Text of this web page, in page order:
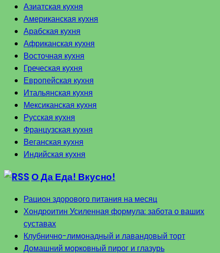
Азиатская кухня
Американская кухня
Арабская кухня
Африканская кухня
Восточная кухня
Греческая кухня
Европейская кухня
Итальянская кухня
Мексиканская кухня
Русская кухня
Французская кухня
Веганская кухня
Индийская кухня
О Да Еда! Вкусно!
Рацион здорового питания на месяц
Хондроитин Усиленная формула: забота о ваших
суставах
Клубнично-лимонадный и лавандовый торт
Домашний морковный пирог и глазурь